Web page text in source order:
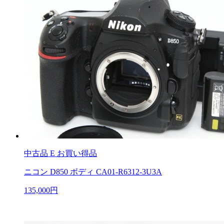
中古品 E お買い得品
ニコン D850 ボディ CA01-R6312-3U3A
135,000円